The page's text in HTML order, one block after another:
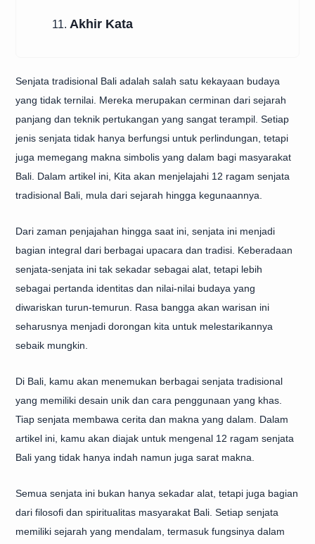
11. Akhir Kata
Senjata tradisional Bali adalah salah satu kekayaan budaya
yang tidak ternilai. Mereka merupakan cerminan dari sejarah
panjang dan teknik pertukangan yang sangat terampil. Setiap
jenis senjata tidak hanya berfungsi untuk perlindungan, tetapi
juga memegang makna simbolis yang dalam bagi masyarakat
Bali. Dalam artikel ini, Kita akan menjelajahi 12 ragam senjata
tradisional Bali, mula dari sejarah hingga kegunaannya.
Dari zaman penjajahan hingga saat ini, senjata ini menjadi
bagian integral dari berbagai upacara dan tradisi. Keberadaan
senjata-senjata ini tak sekadar sebagai alat, tetapi lebih
sebagai pertanda identitas dan nilai-nilai budaya yang
diwariskan turun-temurun. Rasa bangga akan warisan ini
seharusnya menjadi dorongan kita untuk melestarikannya
sebaik mungkin.
Di Bali, kamu akan menemukan berbagai senjata tradisional
yang memiliki desain unik dan cara penggunaan yang khas.
Tiap senjata membawa cerita dan makna yang dalam. Dalam
artikel ini, kamu akan diajak untuk mengenal 12 ragam senjata
Bali yang tidak hanya indah namun juga sarat makna.
Semua senjata ini bukan hanya sekadar alat, tetapi juga bagian
dari filosofi dan spiritualitas masyarakat Bali. Setiap senjata
memiliki sejarah yang mendalam, termasuk fungsinya dalam